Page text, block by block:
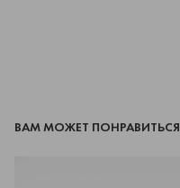
ВАМ МОЖЕТ ПОНРАВИТЬСЯ